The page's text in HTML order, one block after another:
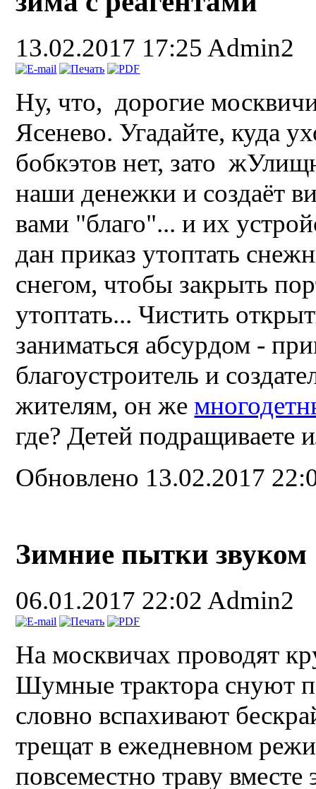
13.02.2017 17:25 Admin2
Ну, что, дорогие
Ясенево. Угадайте, куда
бобкэтов нет, зато
наши денежки и создаёт
вами "благо"... и их
дан приказ утоптать
снегом, чтобы закрыть
утоптать... Чистить
заниматься абсурдом -
благоустроитель и
жителям, он же
где? Детей подращиваете
Обновлено 13.02.2017
Зимние пытки звуком
06.01.2017 22:02 Admin2
На москвичах проводят
Шумные трактора снуют
словно вспахивают
трещат в ежедневном
повсеместно траву